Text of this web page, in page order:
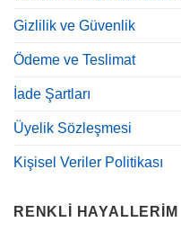
Gizlilik ve Güvenlik
Ödeme ve Teslimat
İade Şartları
Üyelik Sözleşmesi
Kişisel Veriler Politikası
RENKLI HAYALLERIM